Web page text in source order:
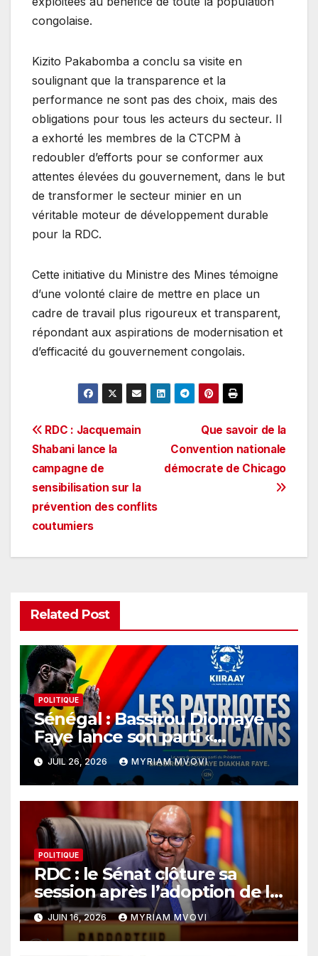
congolaise.
Kizito Pakabomba a conclu sa visite en
soulignant que la transparence et la
performance ne sont pas des choix, mais des
obligations pour tous les acteurs du secteur. Il
a exhorté les membres de la CTCPM à
redoubler d’efforts pour se conformer aux
attentes élevées du gouvernement, dans le but
de transformer le secteur minier en un
véritable moteur de développement durable
pour la RDC.
Cette initiative du Ministre des Mines témoigne
d’une volonté claire de mettre en place un
cadre de travail plus rigoureux et transparent,
répondant aux aspirations de modernisation et
d’efficacité du gouvernement congolais.
Navigation
de
l’article
Que savoir de la
Convention nationale
démocrate de Chicago
RDC : Jacquemain
Shabani lance la
campagne de
sensibilisation sur la
prévention des conflits
coutumiers
Related Post
POLITIQUE
Sénégal : Bassirou Diomaye
Faye lance son parti «
KIIRAAY » et officialise sa
rupture avec le PASTEF
JUIL 26, 2026 MYRIAM MVOVI
POLITIQUE
RDC : le Sénat clôture sa
session après l’adoption de la
loi sur le référendum
JUIN 16, 2026 MYRIAM MVOVI